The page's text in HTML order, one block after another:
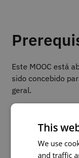
Este MOOC está
sido concebido
geral.
This
We use
and traffic